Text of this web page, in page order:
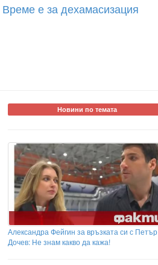
Време е за дехамасизация
Новини по темата
Александра Фейгин за връзката си с Петър
Дочев: Не знам какво да кажа!